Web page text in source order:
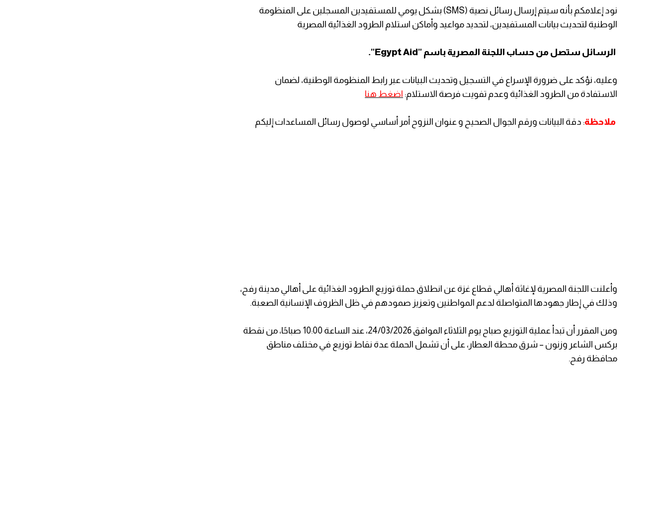
نود إعلامكم بأنه سيتم إرسال رسائل نصية (SMS) بشكل يومي للمستفيدين المسجلين على المنظومة
الوطنية لتحديث بيانات المستفيدين، لتحديد مواعيد وأماكن استلام الطرود الغذائية المصرية
الرسائل ستصل من حساب اللجنة المصرية باسم "Egypt Aid".
وعليه، نؤكد على ضرورة الإسراع في التسجيل وتحديث البيانات عبر رابط المنظومة الوطنية، لضمان
الاستفادة من الطرود الغذائية وعدم تفويت فرصة الاستلام: اضغط هنا
ملاحظة: دقة البيانات ورقم الجوال الصحيح و عنوان النزوح أمر أساسي لوصول رسائل المساعدات إليكم
وأعلنت اللجنة المصرية لإغاثة أهالي قطاع غزة عن انطلاق حملة توزيع الطرود الغذائية على أهالي مدينة رفح،
وذلك في إطار جهودها المتواصلة لدعم المواطنين وتعزيز صمودهم في ظل الظروف الإنسانية الصعبة.
ومن المقرر أن تبدأ عملية التوزيع صباح يوم الثلاثاء الموافق 24/03/2026، عند الساعة 10:00 صباحًا، من نقطة
بركس الشاعر وزنون – شرق محطة العطار، على أن تشمل الحملة عدة نقاط توزيع في مختلف مناطق
محافظة رفح.